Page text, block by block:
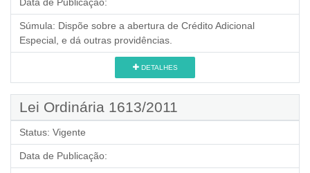
Súmula: Dispõe sobre a abertura de Crédito Adicional
Especial, e dá outras providências.
DETALHES
Lei Ordinária 1613/2011
Status: Vigente
Data de Publicação: